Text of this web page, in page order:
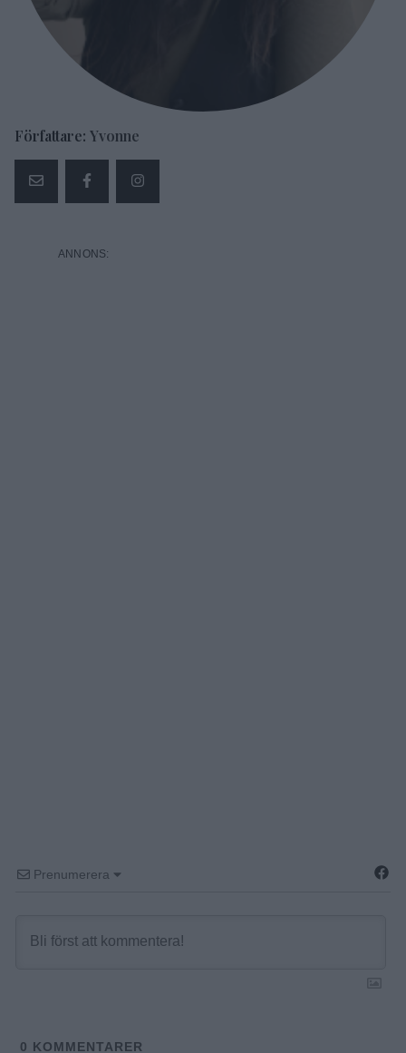
Författare: Yvonne
Prenumerera
0 KOMMENTARER